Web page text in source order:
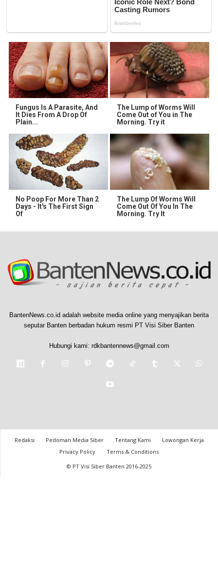
Fungus Is A Parasite, And
It Dies From A Drop Of
Plain...
The Lump of Worms Will
Come Out of You in The
Morning. Try it
No Poop For More Than 2
Days - It's The First Sign
Of
The Lump Of Worms Will
Come Out Of You In The
Morning. Try It
BantenNews.co.id adalah website media online yang menyajikan berita
seputar Banten berbadan hukum resmi PT Visi Siber Banten
Hubungi kami: rdkbantennews@gmail.com
Redaksi Pedoman Media Siber Tentang Kami
Lowongan Kerja
Privacy Policy
Terms & Conditions
© PT Visi Siber Banten 2016-2025